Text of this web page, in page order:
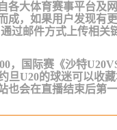
各大体育赛事平台及
成，如果用户发现有
过邮件方式上传相关
，国际赛《沙特
旦U20的球迷可以收
也会在直播结束后第